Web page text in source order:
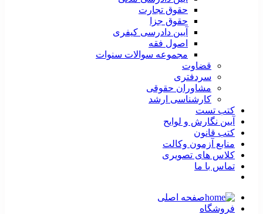
حقوق تجارت
حقوق جزا
آیین دادرسی کیفری
اصول فقه
مجموعه سوالات سنوات
قضاوت
سردفتری
مشاوران حقوقی
کارشناسی ارشد
کتب تست
آیین نگارش و لوایح
کتب قانون
منابع آزمون وکالت
کلاس های تصویری
تماس با ما
صفحه اصلی
فروشگاه